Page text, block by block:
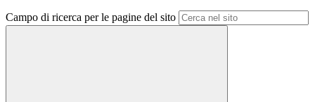
Campo di ricerca per le pagine del sito